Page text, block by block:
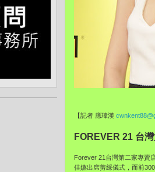
【記者 應瑋漢
FOREVER 21 台
Forever 21台灣第二家專賣
佳嬿出席剪綵儀式，而前